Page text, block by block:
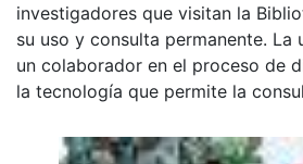
investigadores que visitan la
su uso y consulta permanente. La
un colaborador en el proceso de
la tecnología que permite la